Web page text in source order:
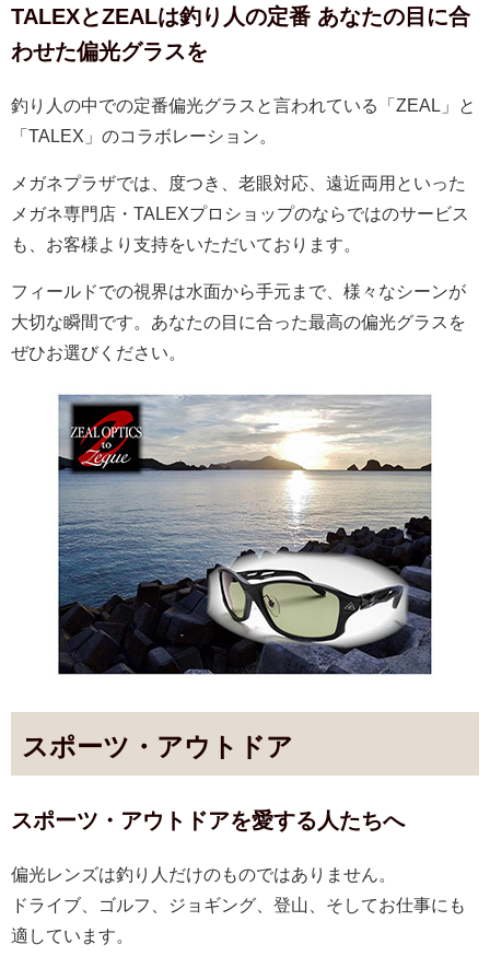
TALEXとZEALは釣り人の定番 あなたの目に合
わせた偏光グラスを
釣り人の中での定番偏光グラスと言われている「ZEAL」と
「TALEX」のコラボレーション。
メガネプラザでは、度つき、老眼対応、遠近両用といった
メガネ専門店・TALEXプロショップのならではのサービス
も、お客様より支持をいただいております。
フィールドでの視界は水面から手元まで、様々なシーンが
大切な瞬間です。あなたの目に合った最高の偏光グラスを
ぜひお選びください。
スポーツ・アウトドア
スポーツ・アウトドアを愛する人たちへ
偏光レンズは釣り人だけのものではありません。
ドライブ、ゴルフ、ジョギング、登山、そしてお仕事にも
適しています。